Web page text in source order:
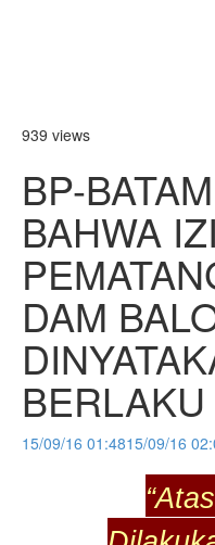
939 views
BP-
BAHWA
DAM
15/09/16 01:4815/09/16